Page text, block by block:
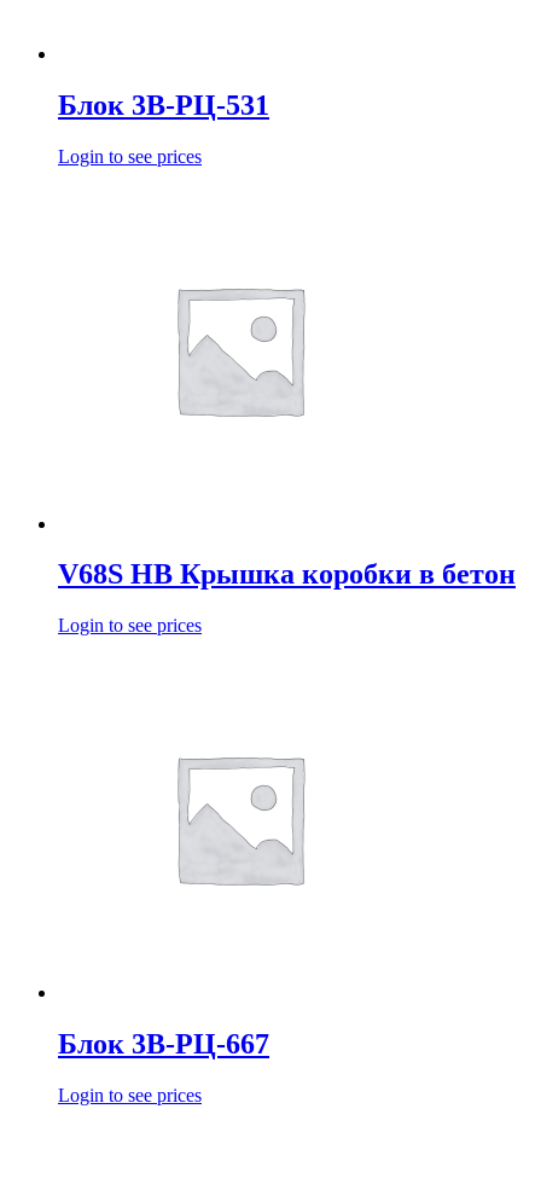
Блок 3В-РЦ-531
Login to see prices
V68S HB Крышка коробки в бетон
Login to see prices
Блок 3В-РЦ-667
Login to see prices